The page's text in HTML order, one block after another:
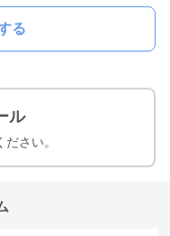
る
ル
さい。